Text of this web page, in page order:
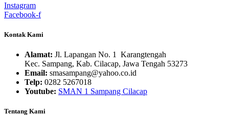
Instagram
Facebook-f
Kontak Kami
Alamat: Jl. Lapangan No. 1 Karangtengah
Kec. Sampang, Kab. Cilacap, Jawa Tengah 53273
Email: smasampang@yahoo.co.id
Telp: 0282 5267018
Youtube: SMAN 1 Sampang Cilacap
Tentang Kami